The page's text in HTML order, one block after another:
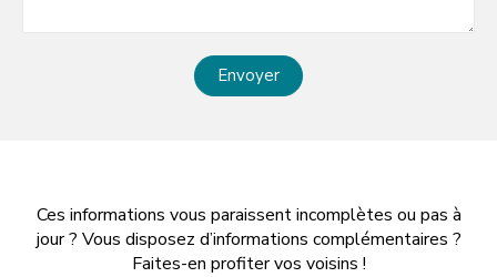
Envoyer
Ces informations vous paraissent incomplètes ou pas à
jour ? Vous disposez d’informations complémentaires ?
Faites-en profiter vos voisins !